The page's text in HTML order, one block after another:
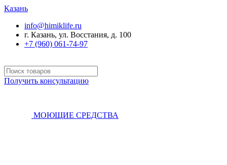
Казань
info@himiklife.ru
г. Казань, ул. Восстания, д. 100
+7 (960) 061-74-97
Получить консультацию
МОЮЩИЕ СРЕДСТВА